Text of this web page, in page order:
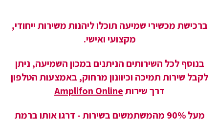
ברכישת מכשירי שמיעה תוכלו ליהנות משירות ייחודי,
מקצועי ואישי.
בנוסף לכל השירותים הניתנים במכון השמיעה, ניתן
לקבל שירות תמיכה וכיוונון מרחוק, באמצעות הטלפון
דרך שירותAmplifon Online
מעל 90% מהמשתמשים בשירות - דרגו אותו ברמת